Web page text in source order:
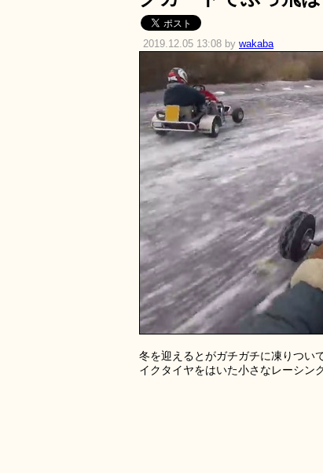
2019.12.05 13:08 by wakaba
冬を迎えるとがガチガチに凍りつい
イクタイヤをはいた小さなレーシン